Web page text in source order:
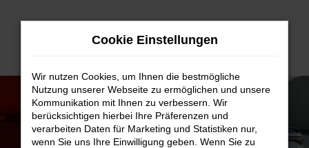
Zum
Cookie Einstellungen
Wir nutzen Cookies, um Ihnen die bestmögliche
Nutzung unserer Webseite zu ermöglichen und unsere
Kommunikation mit Ihnen zu verbessern. Wir
berücksichtigen hierbei Ihre Präferenzen und
verarbeiten Daten für Marketing und Statistiken nur,
wenn Sie uns Ihre Einwilligung geben. Wenn Sie zu